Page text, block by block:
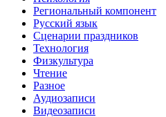
Региональный компонент
Русский язык
Сценарии праздников
Технология
Физкультура
Чтение
Разное
Аудиозаписи
Видеозаписи